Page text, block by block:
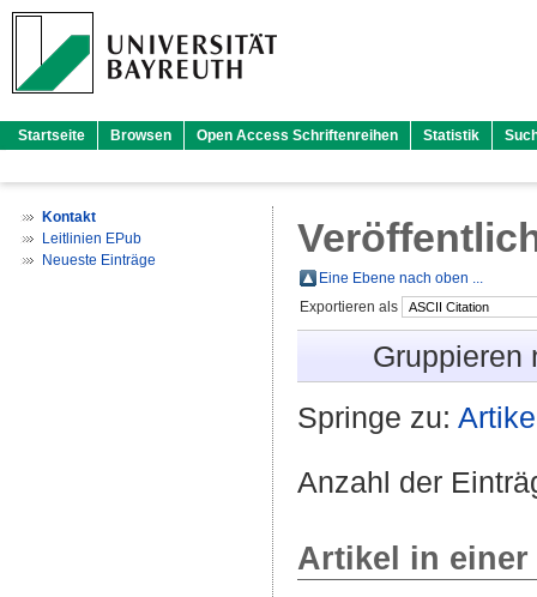
Startseite Browsen Open Access Schriftenreihen Statistik
Kontakt
Leitlinien EPub
Neueste Einträge
Eine Ebene nach oben ...
Exportieren als
Gruppieren
Springe zu:
Anzahl der
Artikel in